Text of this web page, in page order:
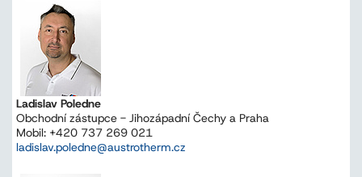
Ladislav Poledne
Obchodní zástupce - Jihozápadní Čechy a Praha
Mobil: +420 737 269 021
ladislav.poledne@austrotherm.cz